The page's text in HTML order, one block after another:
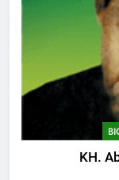
KH.